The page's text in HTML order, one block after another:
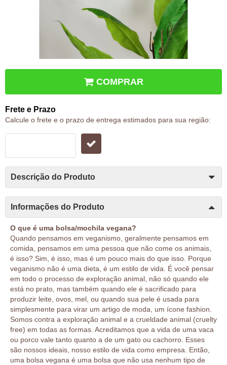
COMPRAR
Frete e Prazo
Calcule o frete e o prazo de entrega estimados para sua região:
Descrição do Produto
Informações do Produto
O que é uma bolsa/mochila vegana?
Quando pensamos em veganismo, geralmente pensamos em
comida, pensamos em uma pessoa que não come os animais,
é isso? Sim, é isso, mas é um pouco mais do que isso. Porque
veganismo não é uma dieta, é um estilo de vida. É você pensar
em todo o processo de exploração animal, não só quando ele
está no prato, mas também quando ele é sacrificado para
produzir leite, ovos, mel, ou quando sua pele é usada para
simplesmente para virar um artigo de moda, um ícone fashion.
Somos contra a exploração animal e a crueldade animal (cruelty
free) em todas as formas. Acreditamos que a vida de uma vaca
ou porco vale tanto quanto a de um gato ou cachorro. Esses
são nossos ideais, nosso estilo de vida como empresa. Então,
uma bolsa vegana é uma bolsa que não usa nenhum tipo de